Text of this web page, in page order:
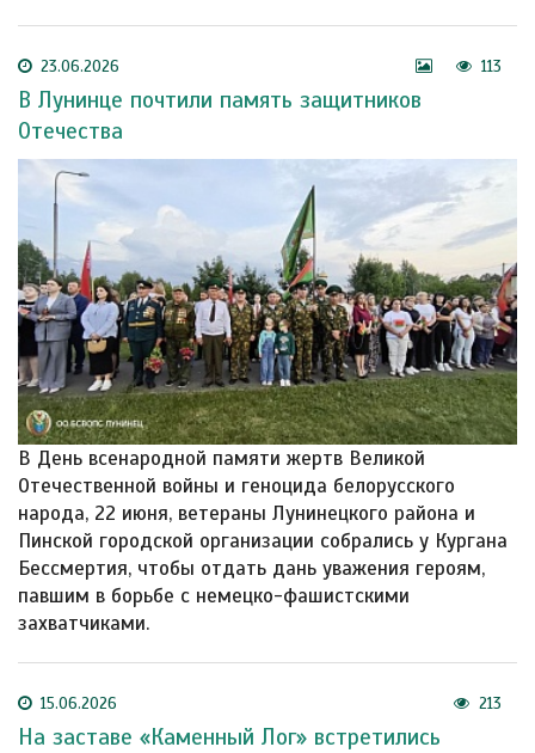
23.06.2026 113
В Лунинце почтили память защитников
Отечества
В День всенародной памяти жертв Великой
Отечественной войны и геноцида белорусского
народа, 22 июня, ветераны Лунинецкого района и
Пинской городской организации собрались у Кургана
Бессмертия, чтобы отдать дань уважения героям,
павшим в борьбе с немецко-фашистскими
захватчиками.
15.06.2026 213
На заставе «Каменный Лог» встретились